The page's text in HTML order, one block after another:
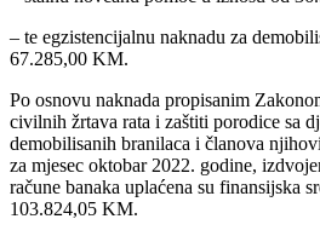
– te egzistencijalnu naknadu za
67.285,00 KM.
Po osnovu naknada propisanim
civilnih žrtava rata i zaštiti porodice sa
demobilisanih branilaca i članova
za mjesec oktobar 2022. godine,
račune banaka uplaćena su finansijska
103.824,05 KM.